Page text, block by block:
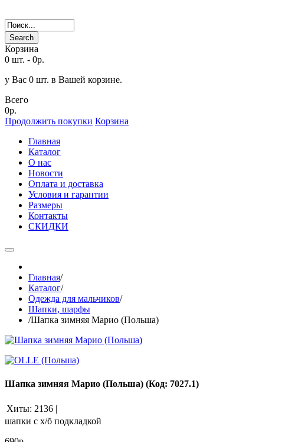
Search
Корзина
0 шт. - 0р.
у Вас 0 шт. в Вашей корзине.
Всего
0р.
Продолжить покупки Корзина
Главная
Каталог
О нас
Новости
Оплата и доставка
Условия и гарантии
Размеры
Контакты
СКИДКИ
Главная/
Каталог/
Одежда для мальчиков/
Шапки, шарфы
/Шапка зимняя Марио (Польша)
Шапка зимняя Марио (Польша) (Код: 7027.1)
Хиты: 2136 |
шапки с х/б подкладкой